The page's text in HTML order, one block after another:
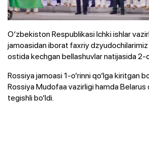
O‘zbekiston Respublikasi Ichki ishlar
jamoasidan iborat faxriy
ostida kechgan bellashuvlar natijasida 2-
Rossiya jamoasi 1-o‘rinni qo‘lga kiritgan
Rossiya Mudofaa vazirligi hamda
tegishli bo‘ldi.